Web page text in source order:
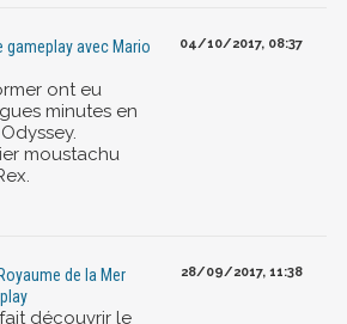
gameplay avec Mario
ont eu
minutes en
moustachu
04/10/2017, 08:37
de la Mer
découvrir le
28/09/2017, 11:38